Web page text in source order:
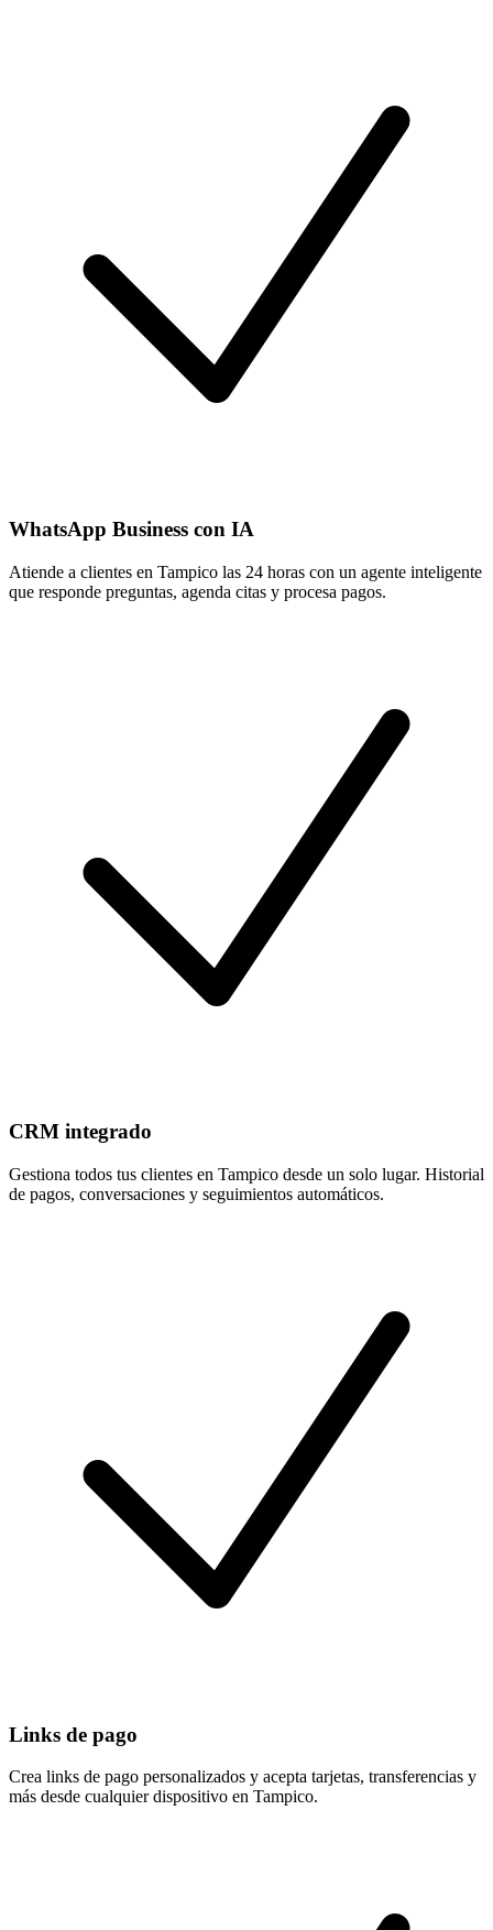
WhatsApp Business con IA
Atiende a clientes en Tampico las 24 horas con un agente inteligente
que responde preguntas, agenda citas y procesa pagos.
CRM integrado
Gestiona todos tus clientes en Tampico desde un solo lugar. Historial
de pagos, conversaciones y seguimientos automáticos.
Links de pago
Crea links de pago personalizados y acepta tarjetas, transferencias y
más desde cualquier dispositivo en Tampico.